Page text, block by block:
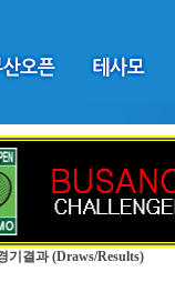
기결과 (Draws/Results)